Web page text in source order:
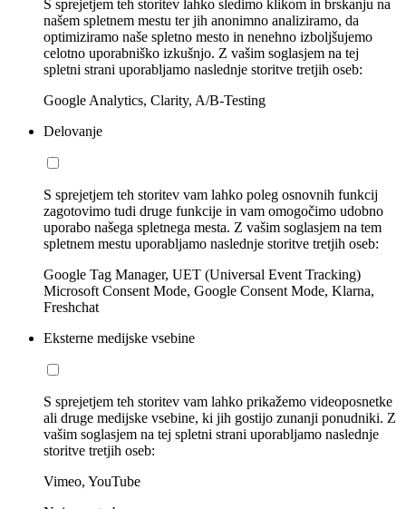
S sprejetjem teh storitev lahko sledimo klikom in brskanju na
našem spletnem mestu ter jih anonimno analiziramo, da
optimiziramo naše spletno mesto in nenehno izboljšujemo
celotno uporabniško izkušnjo. Z vašim soglasjem na tej
spletni strani uporabljamo naslednje storitve tretjih oseb:
Google Analytics, Clarity, A/B-Testing
Delovanje
S sprejetjem teh storitev vam lahko poleg osnovnih funkcij
zagotovimo tudi druge funkcije in vam omogočimo udobno
uporabo našega spletnega mesta. Z vašim soglasjem na tem
spletnem mestu uporabljamo naslednje storitve tretjih oseb:
Google Tag Manager, UET (Universal Event Tracking)
Microsoft Consent Mode, Google Consent Mode, Klarna,
Freshchat
Eksterne medijske vsebine
S sprejetjem teh storitev vam lahko prikažemo videoposnetke
ali druge medijske vsebine, ki jih gostijo zunanji ponudniki. Z
vašim soglasjem na tej spletni strani uporabljamo naslednje
storitve tretjih oseb:
Vimeo, YouTube